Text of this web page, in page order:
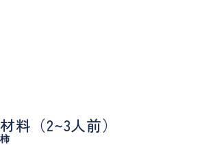
材料 （2~3人前）
柿